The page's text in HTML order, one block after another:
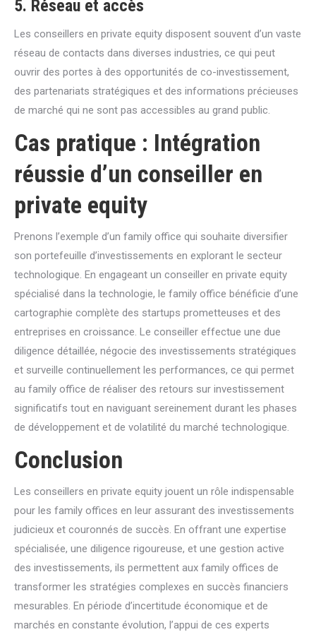
5. Réseau et accès
Les conseillers en private equity disposent souvent d’un vaste
réseau de contacts dans diverses industries, ce qui peut
ouvrir des portes à des opportunités de co-investissement,
des partenariats stratégiques et des informations précieuses
de marché qui ne sont pas accessibles au grand public.
Cas pratique : Intégration
réussie d’un conseiller en
private equity
Prenons l’exemple d’un family office qui souhaite diversifier
son portefeuille d’investissements en explorant le secteur
technologique. En engageant un conseiller en private equity
spécialisé dans la technologie, le family office bénéficie d’une
cartographie complète des startups prometteuses et des
entreprises en croissance. Le conseiller effectue une due
diligence détaillée, négocie des investissements stratégiques
et surveille continuellement les performances, ce qui permet
au family office de réaliser des retours sur investissement
significatifs tout en naviguant sereinement durant les phases
de développement et de volatilité du marché technologique.
Conclusion
Les conseillers en private equity jouent un rôle indispensable
pour les family offices en leur assurant des investissements
judicieux et couronnés de succès. En offrant une expertise
spécialisée, une diligence rigoureuse, et une gestion active
des investissements, ils permettent aux family offices de
transformer les stratégies complexes en succès financiers
mesurables. En période d’incertitude économique et de
marchés en constante évolution, l’appui de ces experts